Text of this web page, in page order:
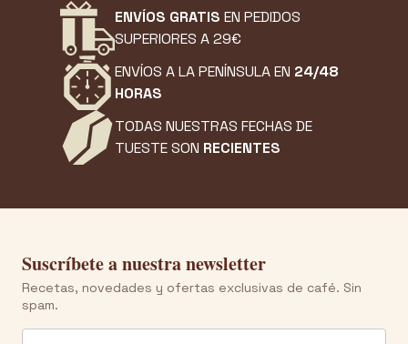
ENVÍOS GRATIS EN PEDIDOS
SUPERIORES A 29€
ENVÍOS A LA PENÍNSULA EN 24/48
HORAS
TODAS NUESTRAS FECHAS DE
TUESTE SON RECIENTES
Suscríbete a nuestra newsletter
Recetas, novedades y ofertas exclusivas de café. Sin
spam.